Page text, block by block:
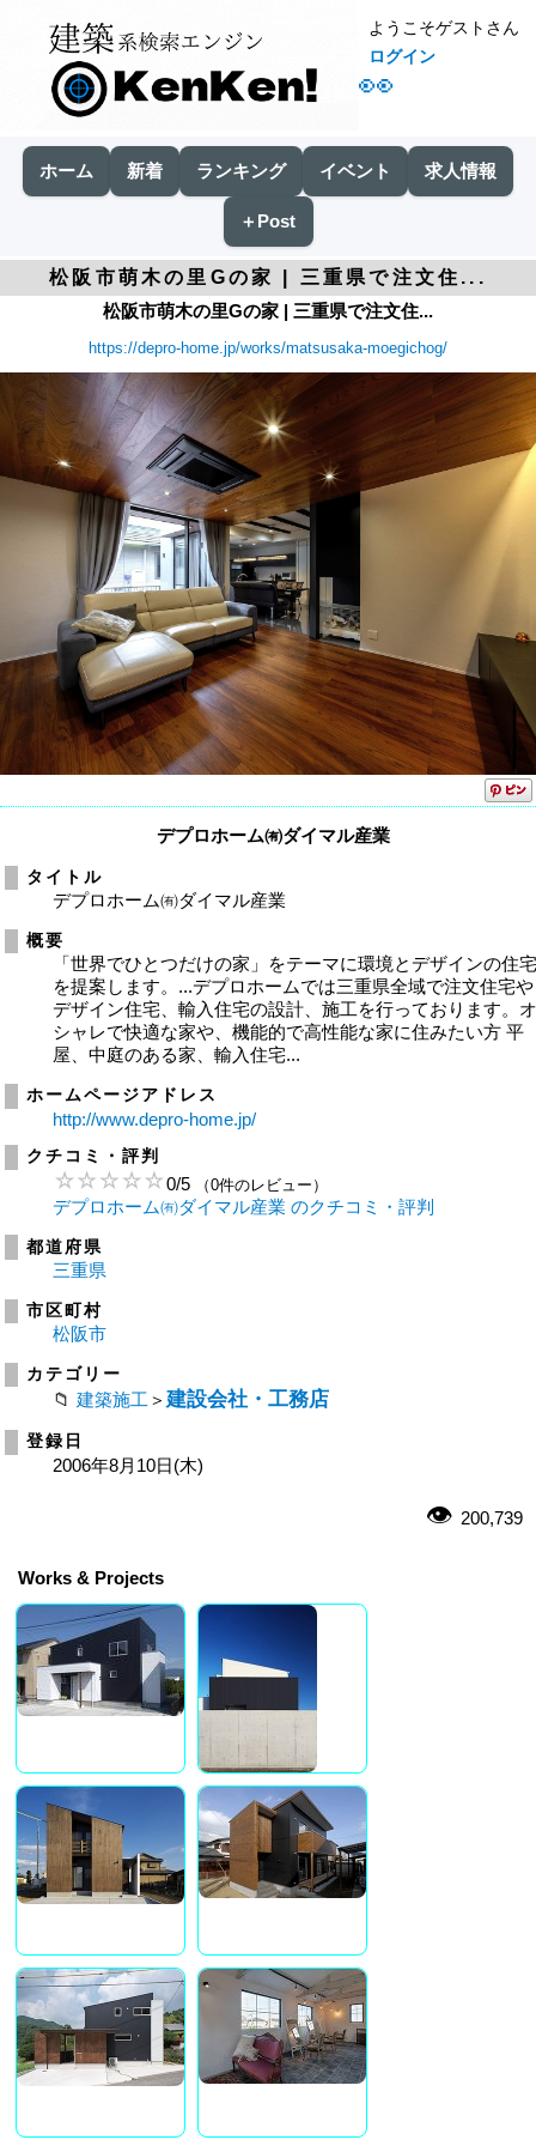
👀
ようこそゲストさん
ログイン
ホーム 新着 ランキング イベント 求人情報
＋Post
松阪市萌木の里Gの家 | 三重県で注文住...
松阪市萌木の里Gの家 | 三重県で注文住...
https://depro-home.jp/works/matsusaka-moegichog/
デプロホーム㈲ダイマル産業
タイトル
デプロホーム㈲ダイマル産業
概要
「世界でひとつだけの家」をテーマに環境とデザインの住
を提案します。...デプロホームでは三重県全域で注文住宅や
デザイン住宅、輸入住宅の設計、施工を行っております。
シャレで快適な家や、機能的で高性能な家に住みたい方 平
屋、中庭のある家、輸入住宅...
ホームページアドレス
http://www.depro-home.jp/
クチコミ・評判
0/5 （0件のレビュー）
デプロホーム㈲ダイマル産業 のクチコミ・評判
都道府県
三重県
市区町村
松阪市
カテゴリー
建築施工 ＞ 建設会社・工務店
登録日
2006年8月10日(木)
200,739
Works & Projects